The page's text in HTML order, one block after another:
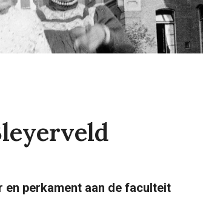
en perkament aan de faculteit